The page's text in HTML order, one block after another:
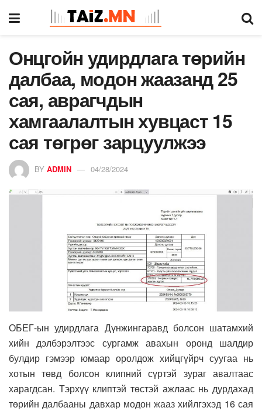
Онцгойн удирдлага төрийн
далбаа, модон жаазанд 25
сая, аврагчдын
хамгаалалтын хувцаст 15
сая төгрөг зарцуулжээ
BY ADMIN 04/28/2024
ОБЕГ-ын удирдлага Дүнжингаравд болсон шатамхий
хийн дэлбэрэлтээс сургамж авахын оронд шалдир
булдир гэмээр юмаар оролдож хийцгүйрч суугаа нь
хотын төвд болсон клипний сүртэй зураг авалтаас
харагдсан. Тэрхүү клиптэй төстэй ажлаас нь дурдахад
төрийн далбааны давхар модон жааз хийлгэхэд 16 сая